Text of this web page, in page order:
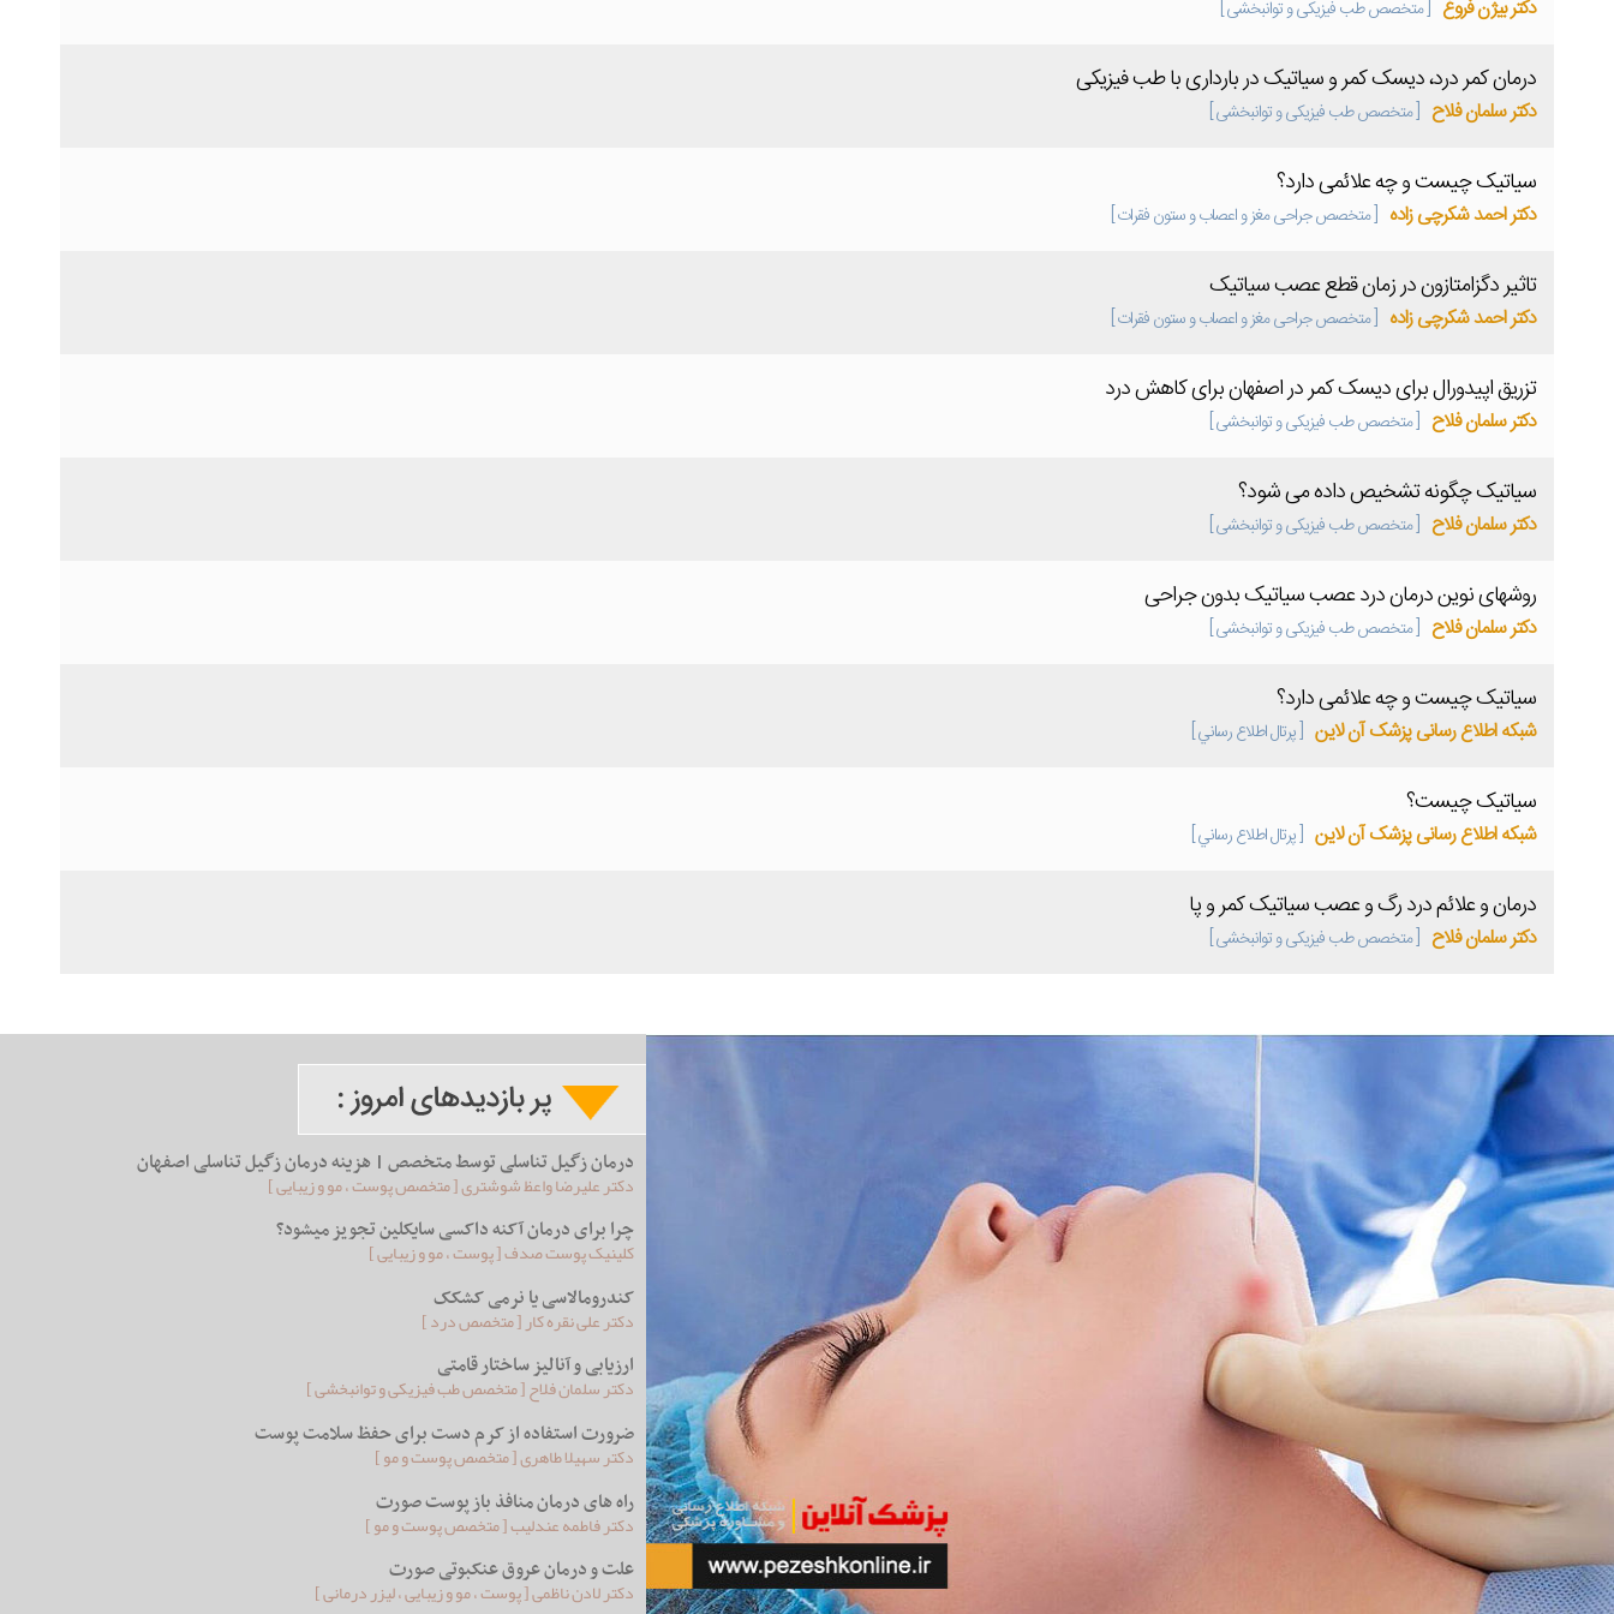
دکتر بیژن فروغ [ متخصص طب فیزیکی و توانبخشی ]
درمان کمر درد، دیسک کمر و سیاتیک در بارداری با طب فیزیکی
دکتر سلمان فلاح [ متخصص طب فیزیکی و توانبخشی ]
سیاتیک چیست و چه علائمی دارد؟
دکتر احمد شکرچی زاده [ متخصص جراحی مغز و اعصاب و ستون فقرات ]
تاثیر دگزامتازون در زمان قطع عصب سیاتیک
دکتر احمد شکرچی زاده [ متخصص جراحی مغز و اعصاب و ستون فقرات ]
تزریق اپیدورال برای دیسک کمر در اصفهان برای کاهش درد
دکتر سلمان فلاح [ متخصص طب فیزیکی و توانبخشی ]
سیاتیک چگونه تشخیص داده می شود؟
دکتر سلمان فلاح [ متخصص طب فیزیکی و توانبخشی ]
روشهای نوین درمان درد عصب سیاتیک بدون جراحی
دکتر سلمان فلاح [ متخصص طب فیزیکی و توانبخشی ]
سیاتیک چیست و چه علائمی دارد؟
شبکه اطلاع رسانی پزشک آن لاین [ پرتال اطلاع رساني ]
سیاتیک چیست؟
شبکه اطلاع رسانی پزشک آن لاین [ پرتال اطلاع رساني ]
درمان و علائم درد رگ و عصب سیاتیک کمر و پا
دکتر سلمان فلاح [ متخصص طب فیزیکی و توانبخشی ]
درمان زگیل تناسلی توسط متخصص | هزینه درمان زگیل تناسلی اصفهان
دکتر علیرضا واعظ شوشتری [ متخصص پوست ، مو و زیبایی ]
چرا برای درمان آکنه داکسی سایکلین تجویز می‏شود؟
کلینیک پوست صدف [ پوست ، مو و زیبایی ]
کندرومالاسی یا نرمی کشکک
دکتر علی نقره کار [ متخصص درد ]
ارزیابی و آنالیز ساختار قامتی
دکتر سلمان فلاح [ متخصص طب فیزیکی و توانبخشی ]
ضرورت استفاده از کرم دست برای حفظ سلامت پوست
دکتر سهیلا طاهری [ متخصص پوست و مو ]
راه های درمان منافذ باز پوست صورت
دکتر فاطمه عندلیب [ متخصص پوست و مو ]
علت و درمان عروق عنکبوتی صورت
دکتر لادن ناظمی [ پوست ، مو و زیبایی ، لیزر درمانی ]